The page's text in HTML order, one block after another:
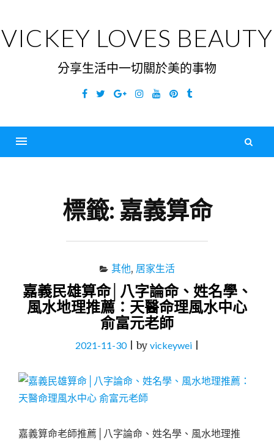
content
VICKEY LOVES BEAUTY
分享生活中一切關於美的事物
Facebook
TwitterGoogleInstagramYouTubePinterest
Tumblr
標籤: 嘉義算命
其他, 居家生活
嘉義民雄算命│八字論命、姓名學、
風水地理推薦：天醫命理風水中心
俞富元老師
2021-11-30|by vickeywei|
嘉義算命老師推薦│八字論命、姓名學、風水地理推